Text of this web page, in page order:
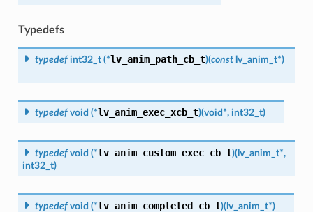
Typedefs
typedef int32_t (*lv_anim_path_cb_t)(const lv_anim_t*)
typedef void (*lv_anim_exec_xcb_t)(void *, int32_t)
typedef void (*lv_anim_custom_exec_cb_t)(lv_anim_t*,
int32_t)
typedef void (*lv_anim_completed_cb_t)(lv_anim_t*)